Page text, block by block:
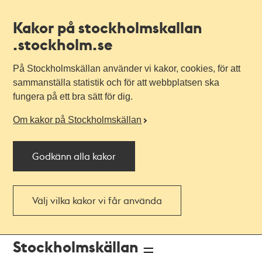
Kakor på stockholmskallan
.stockholm.se
På Stockholmskällan använder vi kakor, cookies, för att
sammanställa statistik och för att webbplatsen ska
fungera på ett bra sätt för dig.
Om kakor på Stockholmskällan
Godkänn alla kakor
Välj vilka kakor vi får använda
Stockholmskällan